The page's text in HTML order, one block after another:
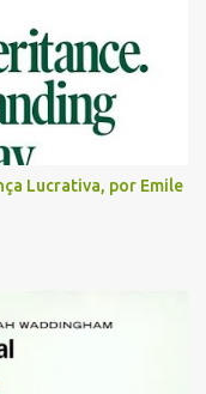
Lucrativa, por Emile